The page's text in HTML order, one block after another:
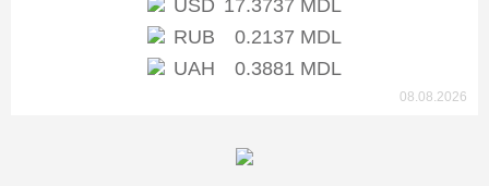
USD 17.3737 MDL
RUB
0.2137 MDL
UAH
0.3881 MDL
08.08.2026